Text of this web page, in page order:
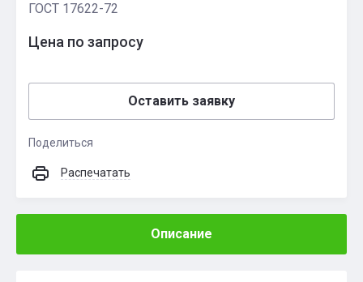
ГОСТ 17622-72
Цена по запросу
Оставить заявку
Поделиться
Распечатать
Описание